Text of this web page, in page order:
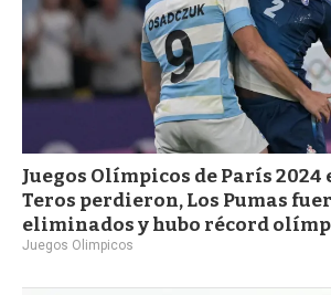
Juegos Olímpicos de París 2024
Teros perdieron, Los Pumas
eliminados y hubo récord
Juegos Olimpicos